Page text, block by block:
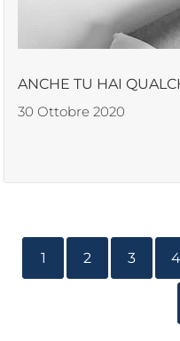
ANCHE TU HAI
30 Ottobre 2020
1 2 3 4